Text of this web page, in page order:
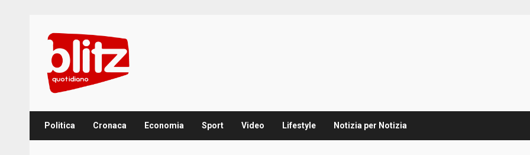
content
Politica Cronaca Economia Sport Video Lifestyle Notizia per Notizia